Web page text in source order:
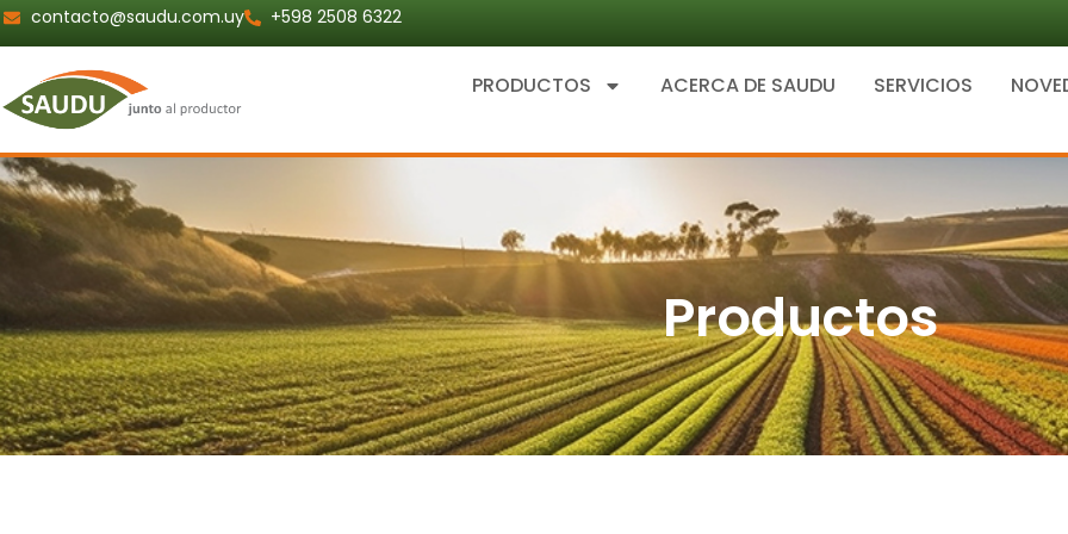
Ir
al
contenido
contacto@saudu.com.uy +598 2508 6322
PRODUCTOS ACERCA DE SAUDU SERVICIOS
Productos